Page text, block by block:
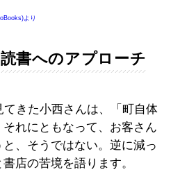
より
書へのアプローチ
きた小西さんは、「町自体
れにともなって、お客さん
、そうではない。逆に減っ
店の苦境を語ります。